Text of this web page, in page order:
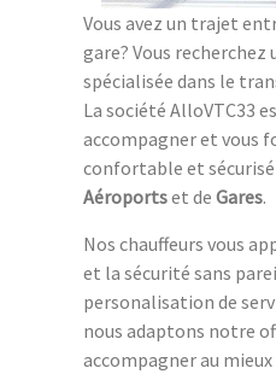
Vous avez un trajet
gare? Vous recherchez
spécialisée dans le
La société AlloVTC33
accompagner et vous
confortable et
Aéroportset de Gares.
Nos chauffeurs vous
et la sécurité sans
personalisation de
nous adaptons notre
accompagner au